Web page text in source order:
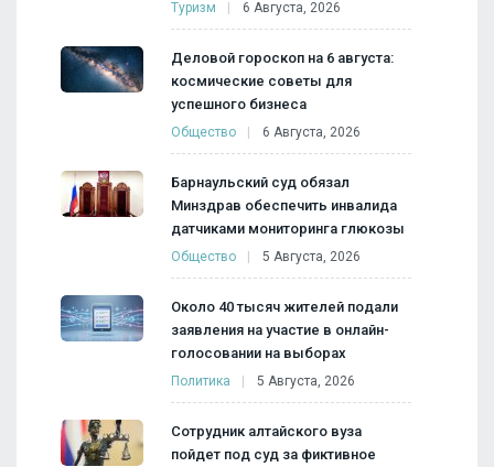
Туризм 6 Августа, 2026
Деловой гороскоп на 6 августа:
космические советы для
успешного бизнеса
Общество 6 Августа, 2026
Барнаульский суд обязал
Минздрав обеспечить инвалида
датчиками мониторинга глюкозы
Общество 5 Августа, 2026
Около 40 тысяч жителей подали
заявления на участие в онлайн-
голосовании на выборах
Политика 5 Августа, 2026
Сотрудник алтайского вуза
пойдет под суд за фиктивное